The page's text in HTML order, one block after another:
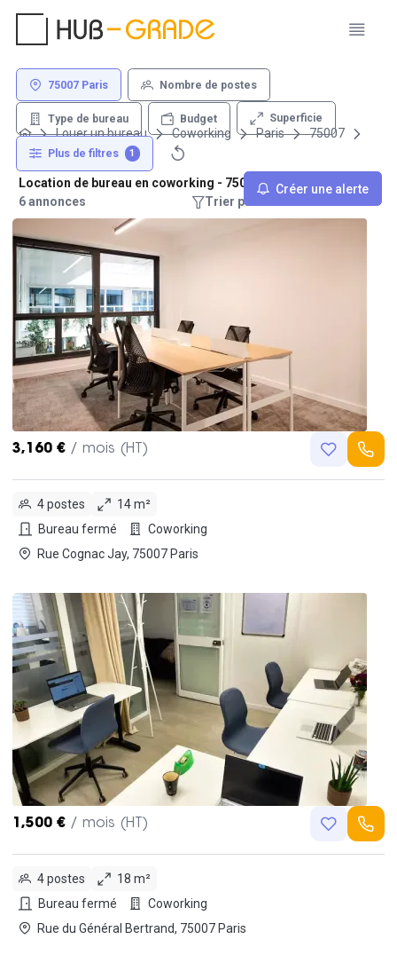
75007 Paris Nombre de postes
Type de bureau Budget Superficie
Plus de filtres 1
Créer une alerte
Louer un bureau Coworking Paris 75007
Location de bureau en coworking - 75007 Paris
6 annonces
Trier par : Recommandations
3,160 € / mois (HT)
4 postes
14 m²
Bureau fermé
Coworking
Rue Cognac Jay, 75007 Paris
1,500 € / mois (HT)
4 postes
18 m²
Bureau fermé
Coworking
Rue du Général Bertrand, 75007 Paris